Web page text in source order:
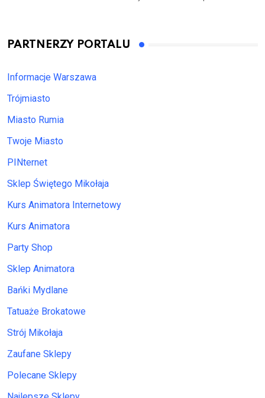
PARTNERZY PORTALU
Informacje Warszawa
Trójmiasto
Miasto Rumia
Twoje Miasto
PINternet
Sklep Świętego Mikołaja
Kurs Animatora Internetowy
Kurs Animatora
Party Shop
Sklep Animatora
Bańki Mydlane
Tatuaże Brokatowe
Strój Mikołaja
Zaufane Sklepy
Polecane Sklepy